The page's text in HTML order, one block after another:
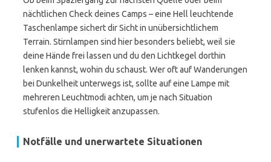
nächtlichen Check deines Camps – eine Hell leuchtende
Taschenlampe sichert dir Sicht in unübersichtlichem
Terrain. Stirnlampen sind hier besonders beliebt, weil sie
deine Hände frei lassen und du den Lichtkegel dorthin
lenken kannst, wohin du schaust. Wer oft auf Wanderungen
bei Dunkelheit unterwegs ist, sollte auf eine Lampe mit
mehreren Leuchtmodi achten, um je nach Situation
stufenlos die Helligkeit anzupassen.
Notfälle und unerwartete Situationen